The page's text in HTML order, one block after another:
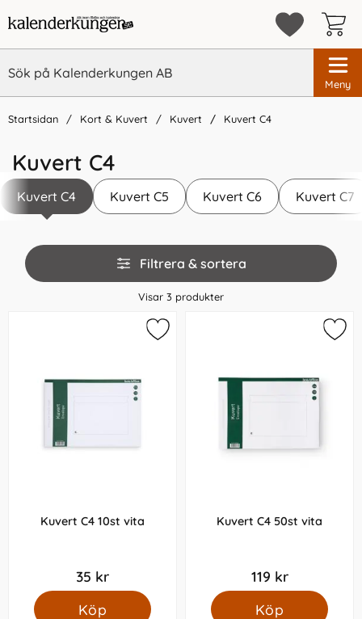
Meny
Startsidan Kort & Kuvert Kuvert Kuvert C4
Kuvert C4
Kuvert C4 Kuvert C5 Kuvert C6 Kuvert C7
Hoppa
över
filtersektionen
Filtrera & sortera
Visar 3 produkter
Kuvert C4 10st vita
35 kr
Köp
Kuvert C4 50st vita
119 kr
Köp